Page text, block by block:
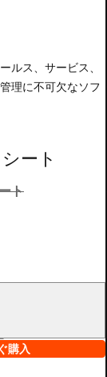
ルス、サービス、
理に不可欠なソフ
ート
ト
購入